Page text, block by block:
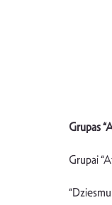
Grupas
Grupai